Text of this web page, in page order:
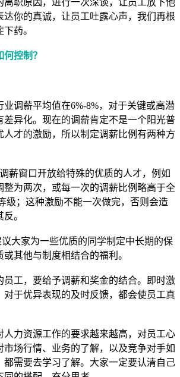
达你的真诚，让员工吐露心声，我们再根
药。
控制？
调薪平均值在6%-8%，对于关键或高潜
差异化。现在的调薪肯定不是一个阳光普
人才的激励，所以制定调薪比例有两种方
薪窗口开放给特殊的优质的人才，例如
整为两次，或每一次的调薪比例略高于全
级；这种激励不能一次做完，否则会造
。
议大家为一些优质的同学制定中长期的保
其他与制度相结合的福利。
员工，要给予调薪和奖金的结合。即时激
对于优异表现的及时反馈，都会使员工真
人力资源工作的要求越来越高，对员工心
市场行情、业务的了解，以及竞争对手如
都需要去学习了解。大家一定要认清自己